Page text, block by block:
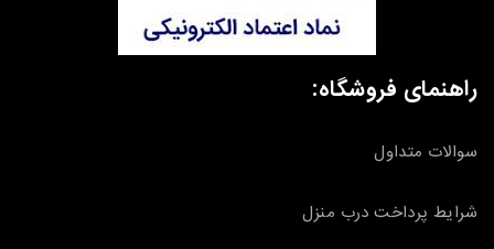
راهنمای فروشگاه:
سوالات متداول
شرایط پرداخت درب منزل